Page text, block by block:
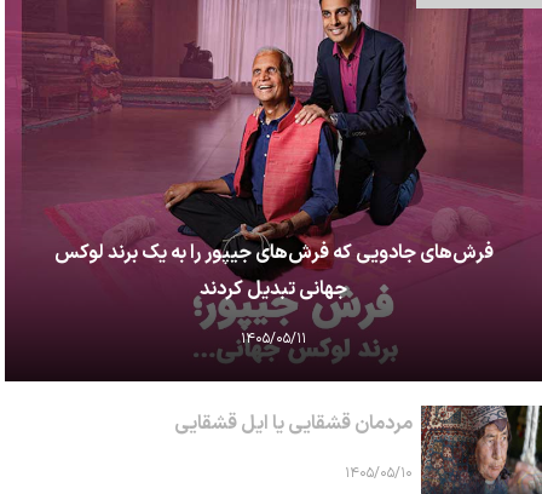
فرش‌های جادویی که فرش‌های جیپور را به یک برند لوکس
جهانی تبدیل کردند
۱۴۰۵/۰۵/۱۱
مردمان قشقایی یا ایل قشقایی
۱۴۰۵/۰۵/۱۰